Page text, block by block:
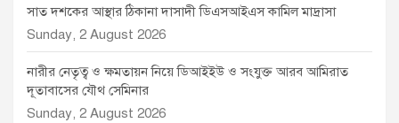
সাত দশকের আস্থার ঠিকানা দাসাদী ডিএসআইএস কামিল মাদ্রাসা
Sunday, 2 August 2026
নারীর নেতৃত্ব ও ক্ষমতায়ন নিয়ে ডিআইইউ ও সংযুক্ত আরব আমিরাত
দূতাবাসের যৌথ সেমিনার
Sunday, 2 August 2026